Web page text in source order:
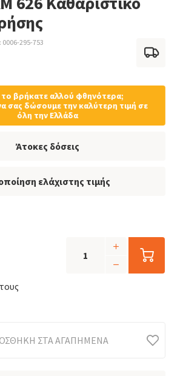
0006-295-753
βρήκατε αλλού φθηνότερα;
σας δώσουμε την καλύτερη τιμή σε
όλη την Ελλάδα
Άτοκες δόσεις
ελάχιστης τιμής
ΣΤΑ ΑΓΑΠΗΜΈΝΑ